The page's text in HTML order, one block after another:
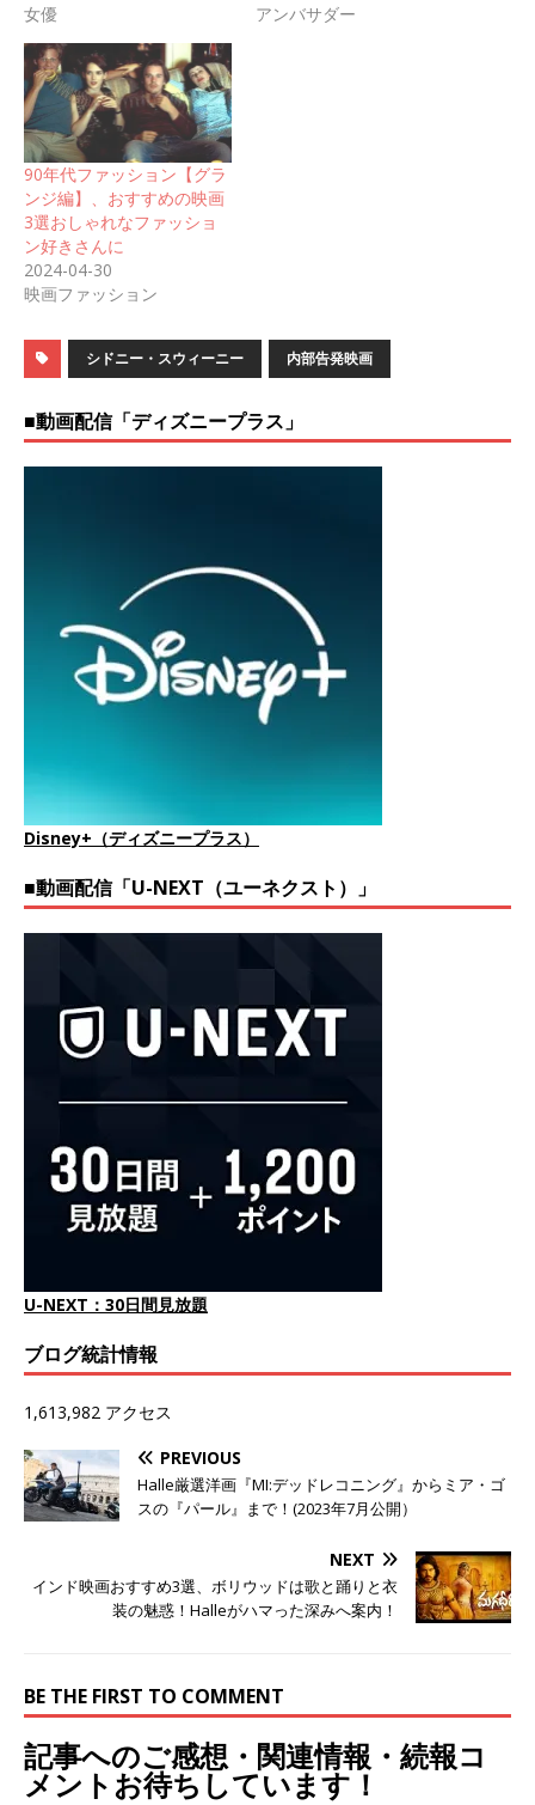
女優
アンバサダー
90年代ファッション【グラ
ンジ編】、おすすめの映画
3選おしゃれなファッショ
ン好きさんに
2024-04-30
映画ファッション
シドニー・スウィーニー 内部告発映画
■動画配信「ディズニープラス」
Disney+（ディズニープラス）
■動画配信「U-NEXT（ユーネクスト）」
U-NEXT：30日間見放題
ブログ統計情報
1,613,982 アクセス
PREVIOUS
Halle厳選洋画『MI:デッドレコニング』からミア・ゴ
スの『パール』まで！(2023年7月公開）
NEXT
インド映画おすすめ3選、ボリウッドは歌と踊りと衣
装の魅惑！Halleがハマった深みへ案内！
BE THE FIRST TO COMMENT
記事へのご感想・関連情報・続報コ
メントお待ちしています！